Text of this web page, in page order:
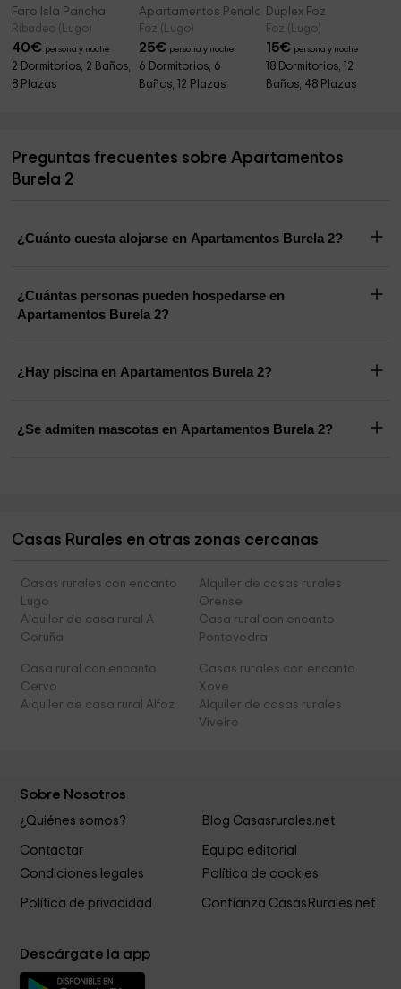
Faro Isla Pancha
Ribadeo (Lugo)
40€ persona y noche
2 Dormitorios, 2 Baños,
8 Plazas
Apartamentos Penalonga
Foz (Lugo)
25€ persona y noche
6 Dormitorios, 6
Baños, 12 Plazas
Dúplex Foz
Foz (Lugo)
15€ persona y noche
18 Dormitorios, 12
Baños, 48 Plazas
Preguntas frecuentes sobre Apartamentos
Burela 2
¿Cuánto cuesta alojarse en Apartamentos Burela 2?
¿Cuántas personas pueden hospedarse en
Apartamentos Burela 2?
¿Hay piscina en Apartamentos Burela 2?
¿Se admiten mascotas en Apartamentos Burela 2?
Casas Rurales en otras zonas cercanas
Casas rurales con encanto
Lugo
Alquiler de casas rurales
Orense
Alquiler de casa rural A
Coruña
Casa rural con encanto
Pontevedra
Casa rural con encanto
Cervo
Casas rurales con encanto
Xove
Alquiler de casa rural Alfoz
Alquiler de casas rurales
Viveiro
Sobre Nosotros
¿Quiénes somos? Blog Casasrurales.net
Contactar
Equipo editorial
Condiciones legales
Política de cookies
Política de privacidad Confianza CasasRurales.net
Descárgate la app